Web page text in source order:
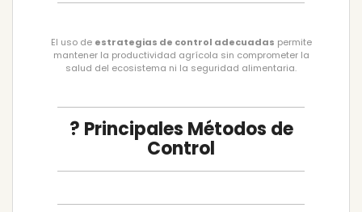
El uso de estrategias de control adecuadas permite
mantener la productividad agrícola sin comprometer la
salud del ecosistema ni la seguridad alimentaria.
? Principales Métodos de
Control